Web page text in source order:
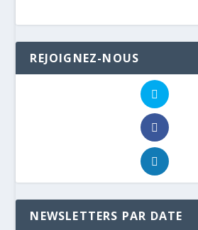
REJOIGNEZ-NOUS
NEWSLETTERS PAR DATE